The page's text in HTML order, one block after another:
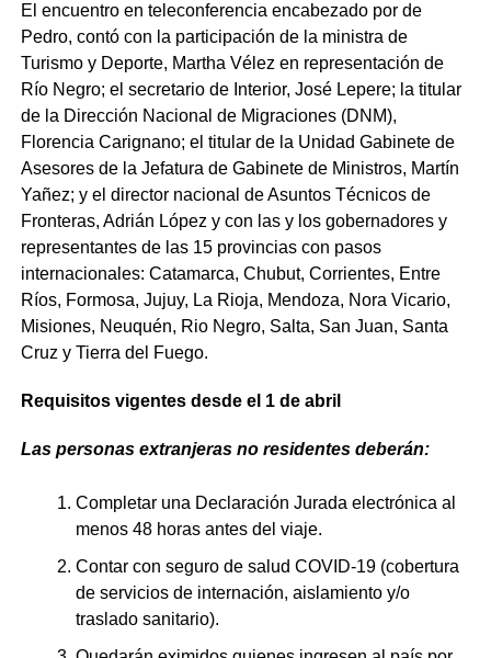
El encuentro en teleconferencia encabezado por de
Pedro, contó con la participación de la ministra de
Turismo y Deporte, Martha Vélez en representación de
Río Negro; el secretario de Interior, José Lepere; la titular
de la Dirección Nacional de Migraciones (DNM),
Florencia Carignano; el titular de la Unidad Gabinete de
Asesores de la Jefatura de Gabinete de Ministros, Martín
Yañez; y el director nacional de Asuntos Técnicos de
Fronteras, Adrián López y con las y los gobernadores y
representantes de las 15 provincias con pasos
internacionales: Catamarca, Chubut, Corrientes, Entre
Ríos, Formosa, Jujuy, La Rioja, Mendoza, Nora Vicario,
Misiones, Neuquén, Rio Negro, Salta, San Juan, Santa
Cruz y Tierra del Fuego.
Requisitos vigentes desde el 1 de abril
Las personas extranjeras no residentes deberán:
Completar una Declaración Jurada electrónica al
menos 48 horas antes del viaje.
Contar con seguro de salud COVID-19 (cobertura
de servicios de internación, aislamiento y/o
traslado sanitario).